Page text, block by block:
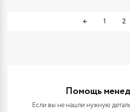
← 1 2
Помощь
Если вы не нашли нужную